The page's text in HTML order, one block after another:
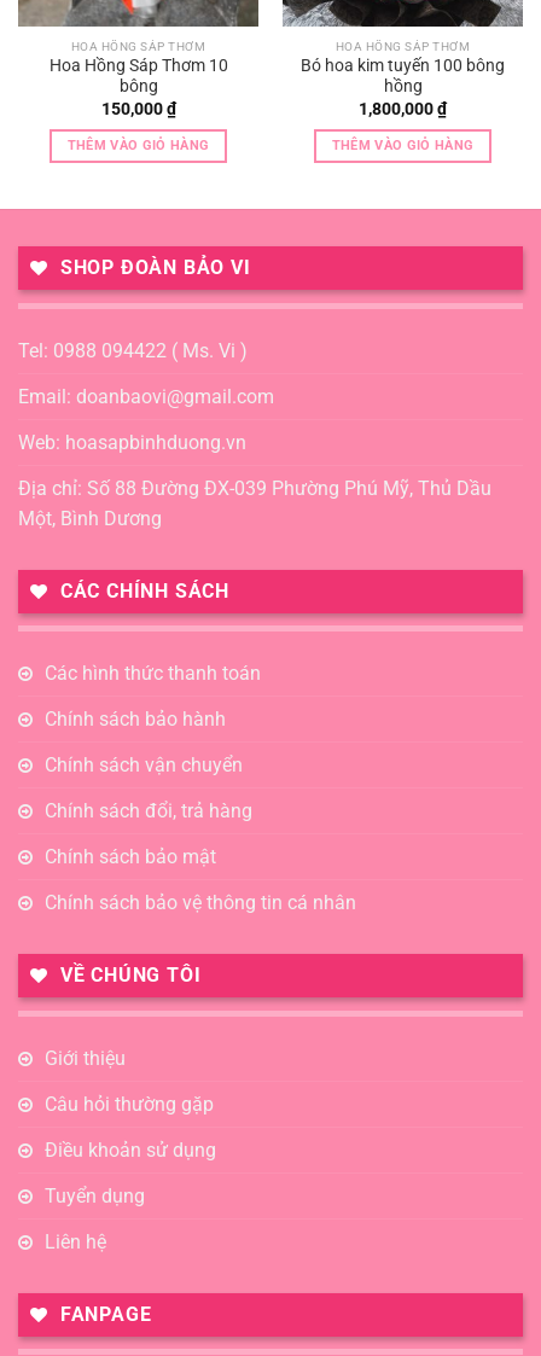
HOA HỒNG SÁP THƠM
Hoa Hồng Sáp Thơm 10
bông
150,000₫
THÊM VÀO GIỎ HÀNG
HOA HỒNG SÁP THƠM
Bó hoa kim tuyến 100 bông
hồng
1,800,000₫
THÊM VÀO GIỎ HÀNG
SHOP ĐOÀN BẢO VI
Tel: 0988 094422 ( Ms. Vi )
Email: doanbaovi@gmail.com
Web: hoasapbinhduong.vn
Địa chỉ: Số 88 Đường ĐX-039 Phường Phú Mỹ, Thủ Dầu
Một, Bình Dương
CÁC CHÍNH SÁCH
Các hình thức thanh toán
Chính sách bảo hành
Chính sách vận chuyển
Chính sách đổi, trả hàng
Chính sách bảo mật
Chính sách bảo vệ thông tin cá nhân
VỀ CHÚNG TÔI
Giới thiệu
Câu hỏi thường gặp
Điều khoản sử dụng
Tuyển dụng
Liên hệ
FANPAGE